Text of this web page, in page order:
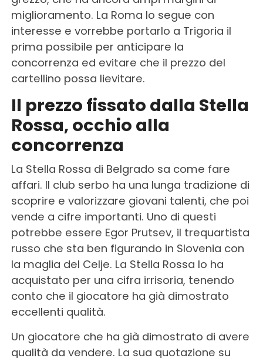
miglioramento. La Roma lo segue con
interesse e vorrebbe portarlo a Trigoria il
prima possibile per anticipare la
concorrenza ed evitare che il prezzo del
cartellino possa lievitare.
Il prezzo fissato dalla Stella
Rossa, occhio alla
concorrenza
La Stella Rossa di Belgrado sa come fare
affari. Il club serbo ha una lunga tradizione di
scoprire e valorizzare giovani talenti, che poi
vende a cifre importanti. Uno di questi
potrebbe essere Egor Prutsev, il trequartista
russo che sta ben figurando in Slovenia con
la maglia del Celje. La Stella Rossa lo ha
acquistato per una cifra irrisoria, tenendo
conto che il giocatore ha già dimostrato
eccellenti qualità.
Un giocatore che ha già dimostrato di avere
qualità da vendere. La sua quotazione su